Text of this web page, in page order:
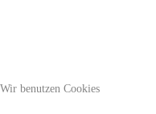
Wir benutzen Cookies